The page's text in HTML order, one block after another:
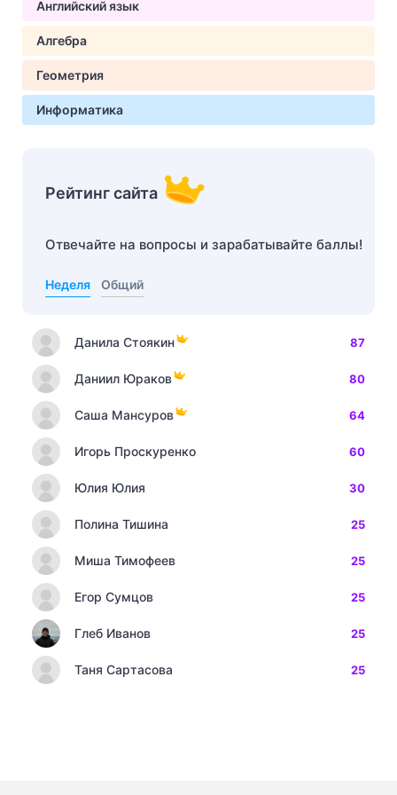
Английский язык
Алгебра
Геометрия
Информатика
Рейтинг сайта
Отвечайте на вопросы и зарабатывайте баллы!
Неделя Общий
Данила Стоякин 87
Даниил Юраков 80
Саша Мансуров 64
Игорь Проскуренко 60
Юлия Юлия 30
Полина Тишина 25
Миша Тимофеев 25
Егор Сумцов 25
Глеб Иванов 25
Таня Сартасова 25